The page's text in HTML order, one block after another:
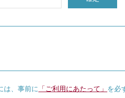
は、事前に 「ご利用にあたって」 を必